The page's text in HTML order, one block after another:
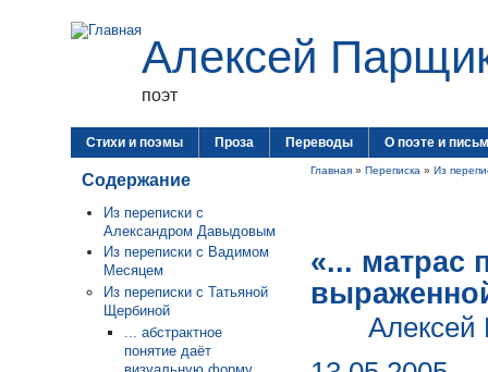
Алексей
поэт
Стихи и поэмы Проза Переводы О поэте и
Содержание
Из переписки с
Александром Давыдовым
Из переписки с Вадимом
Месяцем
Из переписки с Татьяной
Щербиной
... абстрактное
понятие даёт
Главная » Переписка » Из
«... матрас
Алексей